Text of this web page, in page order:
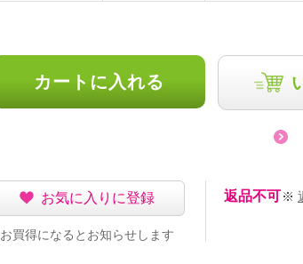
カートに入れる
お気に入りに登録
お買得になるとお知らせします
返品不可 ※